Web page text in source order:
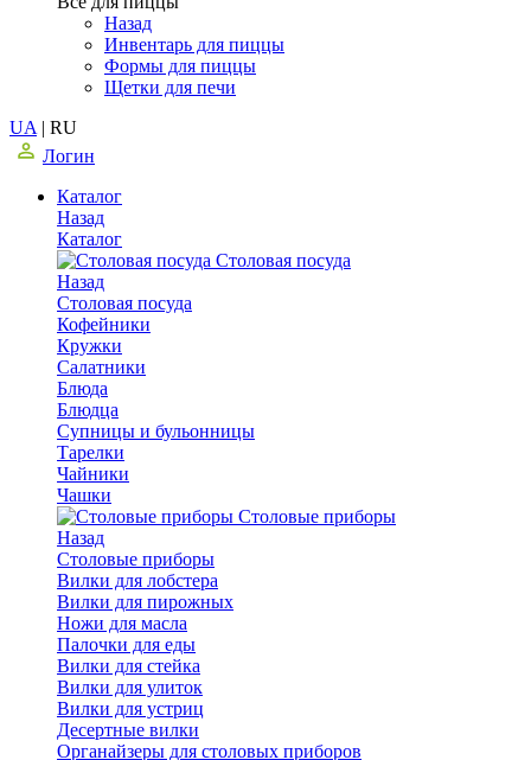
Назад
Инвентарь для пиццы
Формы для пиццы
Щетки для печи
UA | RU
Логин
Каталог
Назад
Каталог
Столовая посуда
Назад
Столовая посуда
Кофейники
Кружки
Салатники
Блюда
Блюдца
Супницы и бульонницы
Тарелки
Чайники
Чашки
Cтоловые приборы
Назад
Cтоловые приборы
Вилки для лобстера
Вилки для пирожных
Ножи для масла
Палочки для еды
Вилки для стейка
Вилки для улиток
Вилки для устриц
Десертные вилки
Органайзеры для столовых приборов